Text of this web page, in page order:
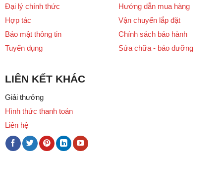
Đại lý chính thức
Hợp tác
Bảo mật thông tin
Tuyển dụng
Hướng dẫn mua hàng
Vận chuyển lắp đặt
Chính sách bảo hành
Sửa chữa - bảo dưỡng
LIÊN KẾT KHÁC
Giải thưởng
Hình thức thanh toán
Liên hệ